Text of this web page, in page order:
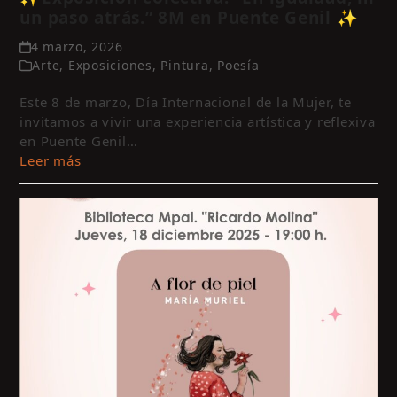
un paso atrás.” 8M en Puente Genil ✨
4 marzo, 2026
Arte, Exposiciones, Pintura, Poesía
Este 8 de marzo, Día Internacional de la Mujer, te
invitamos a vivir una experiencia artística y reflexiva
en Puente Genil…
Leer más